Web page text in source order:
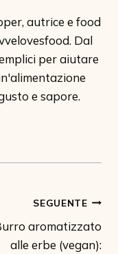
autrice e food
Dal
per aiutare
e sapore.
SEGUENTE
aromatizzato
alle erbe (vegan):